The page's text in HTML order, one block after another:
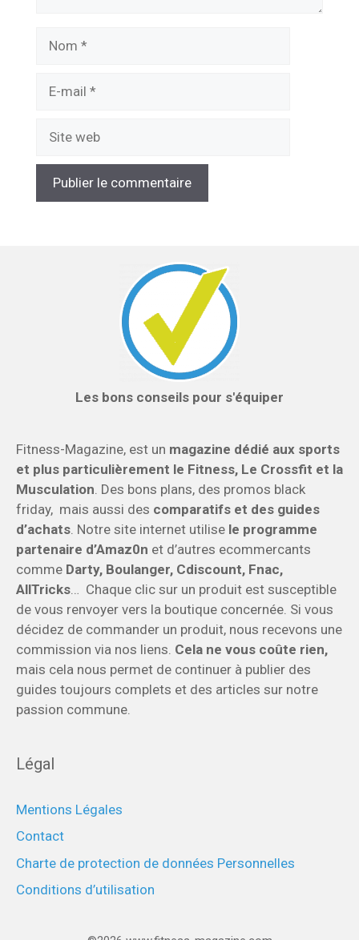
mail
web
Les bons conseils pour s'équiper
Fitness-Magazine, est un magazine dédié aux sports
et plus particulièrement le Fitness, Le Crossfit et la
Musculation . Des bons plans, des promos black
friday, mais aussi des comparatifs et des guides
d’achats . Notre site internet utilise le programme
partenaire d’Amaz0n et d’autres ecommercants
comme Darty, Boulanger, Cdiscount, Fnac,
AllTricks … Chaque clic sur un produit est susceptible
de vous renvoyer vers la boutique concernée. Si vous
décidez de commander un produit, nous recevons une
commission via nos liens. Cela ne vous coûte rien,
mais cela nous permet de continuer à publier des
guides toujours complets et des articles sur notre
passion commune.
Légal
Mentions Légales
Contact
Charte de protection de données Personnelles
Conditions d’utilisation